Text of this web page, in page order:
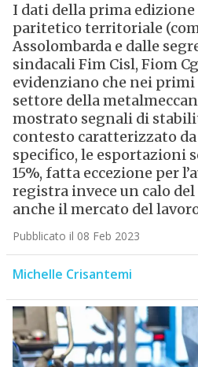
I dati della prima edizione
paritetico territoriale
Assolombarda e dalle
sindacali Fim Cisl, Fiom
evidenziano che nei primi
settore della
mostrato segnali di
contesto caratterizzato
specifico, le esportazioni
15%, fatta eccezione per
registra invece un calo
anche il mercato del
Pubblicato il 08 Feb 2023
Michelle Crisantemi